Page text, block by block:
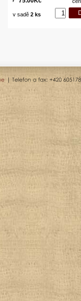
v sadě 2 ks